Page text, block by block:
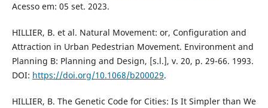
Acesso em: 05 set. 2023.
HILLIER, B. et al. Natural Movement: or, Configuration and
Attraction in Urban Pedestrian Movement. Environment and
Planning B: Planning and Design, [s.l.], v. 20, p. 29-66. 1993.
DOI: https://doi.org/10.1068/b200029.
HILLIER, B. The Genetic Code for Cities: Is It Simpler than We